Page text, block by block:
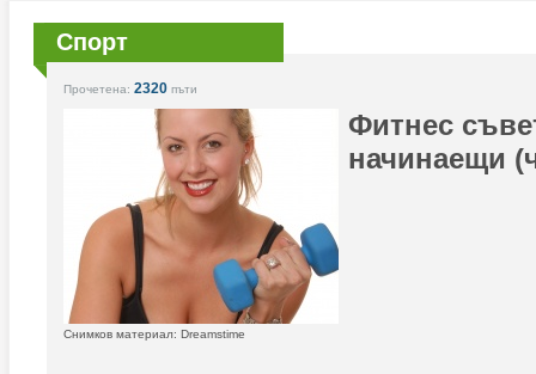
Спорт
Прочетена: 2320 пъти
Фитнес
начинаещи
Снимков материал: Dreamstime